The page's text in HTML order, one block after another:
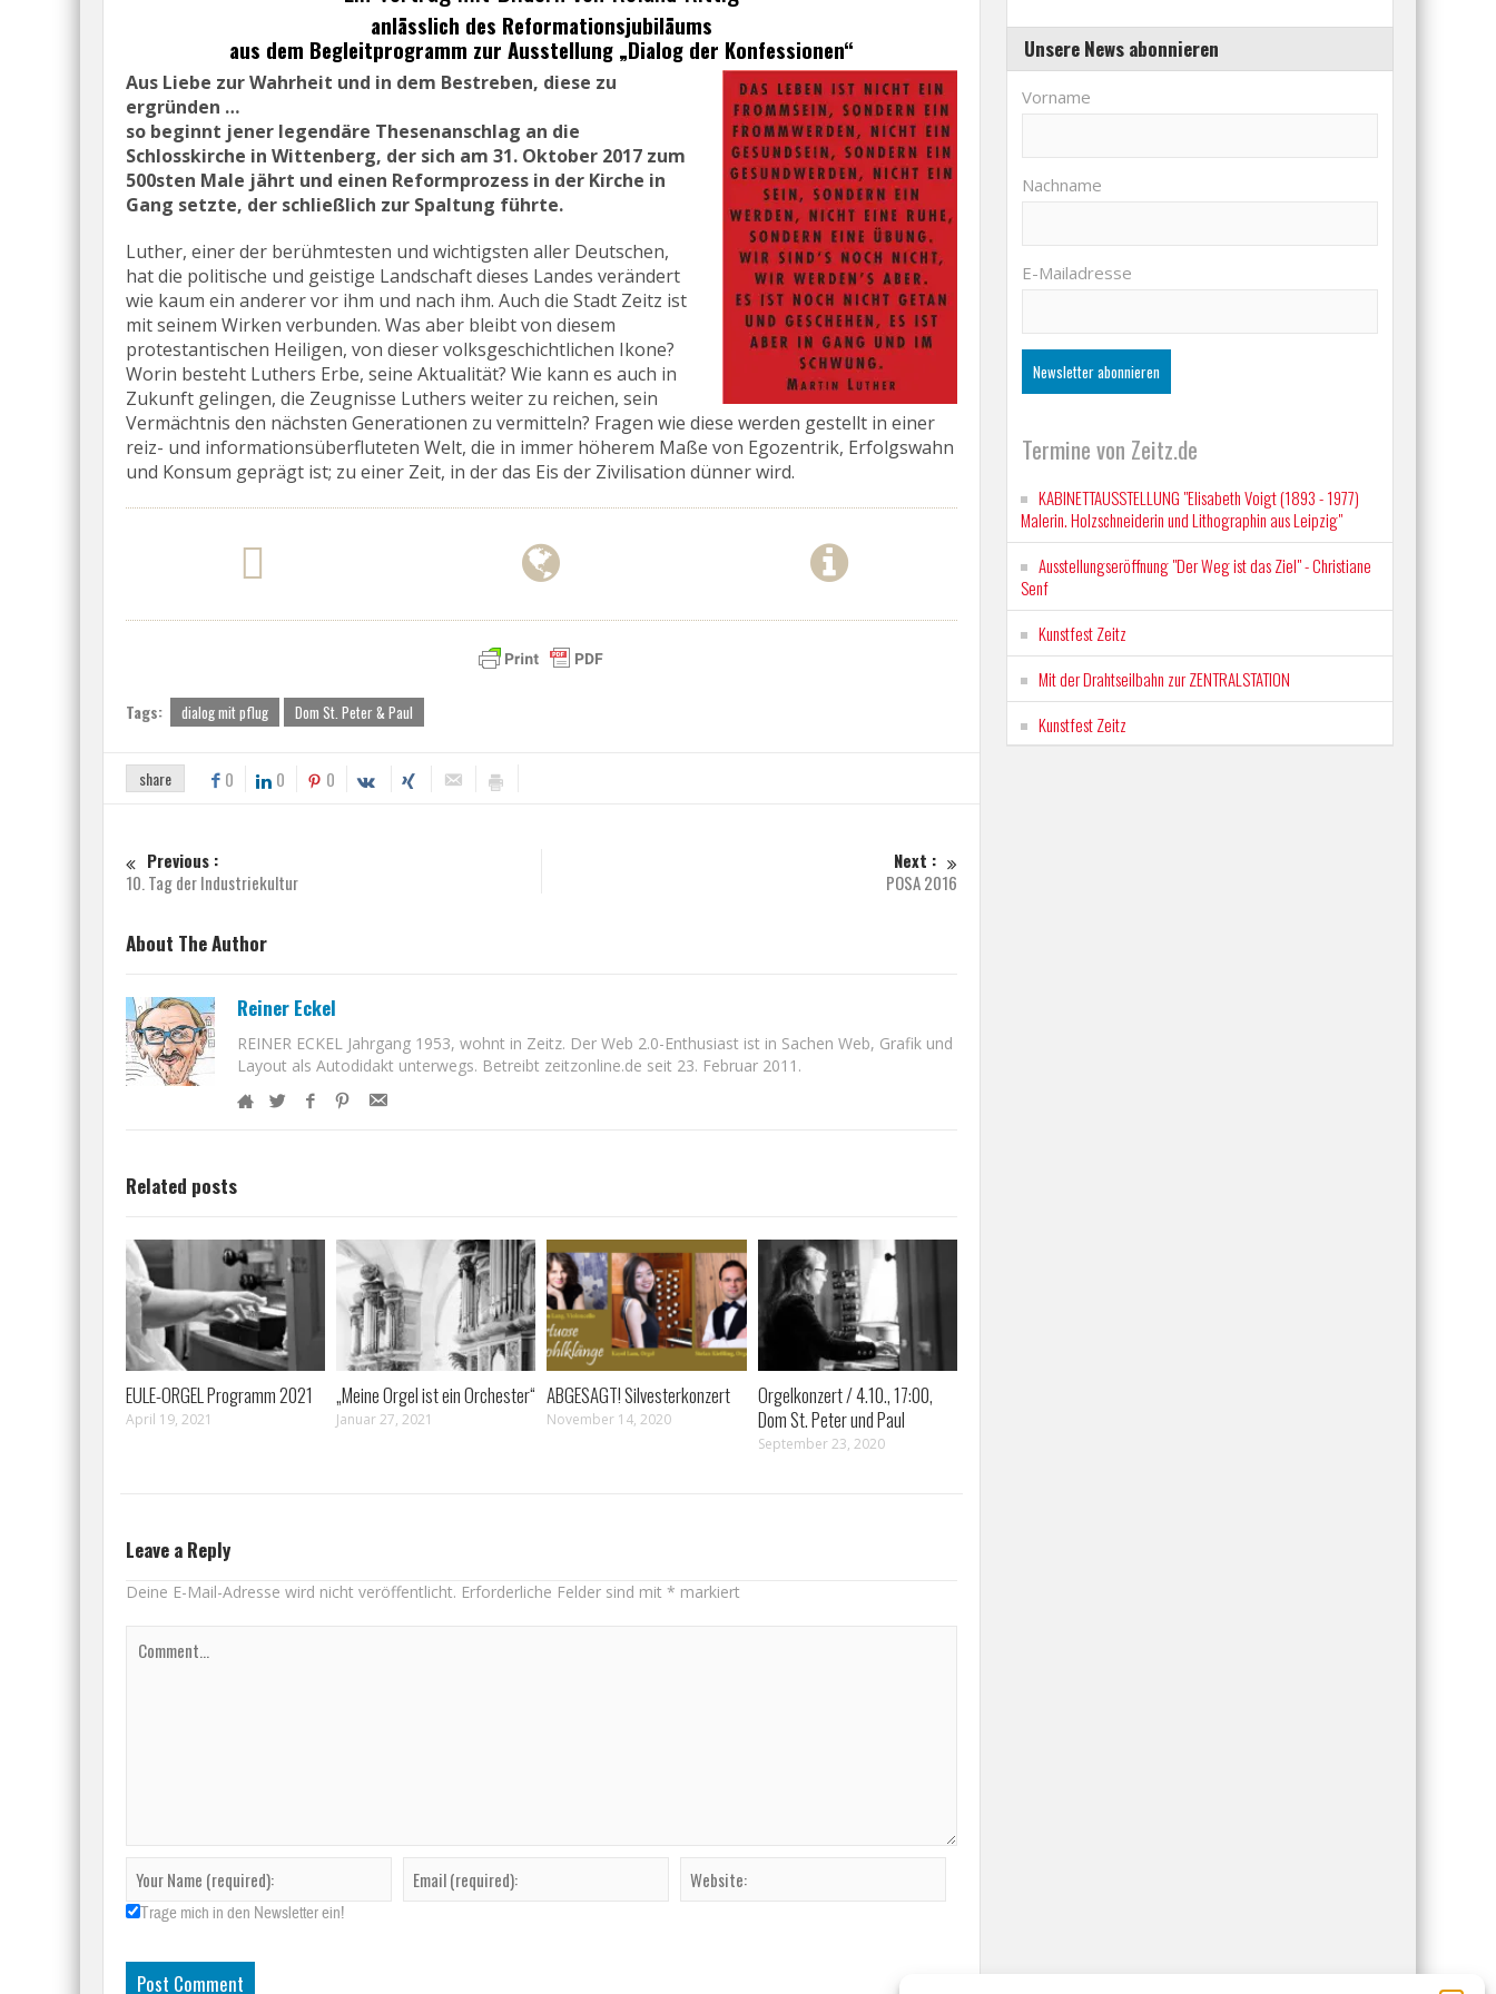
anlässlich des Reformationsjubiläums
aus dem Begleitprogramm zur Ausstellung „Dialog der Konfessionen“
Aus Liebe zur Wahrheit und in dem Bestreben, diese zu
ergründen …
so beginnt jener legendäre Thesenanschlag an die
Schlosskirche in Wittenberg, der sich am 31. Oktober 2017 zum
500sten Male jährt und einen Reformprozess in der Kirche in
Gang setzte, der schließlich zur Spaltung führte.
Luther, einer der berühmtesten und wichtigsten aller Deutschen,
hat die politische und geistige Landschaft dieses Landes verändert
wie kaum ein anderer vor ihm und nach ihm. Auch die Stadt Zeitz ist
mit seinem Wirken verbunden. Was aber bleibt von diesem
protestantischen Heiligen, von dieser volksgeschichtlichen Ikone?
Worin besteht Luthers Erbe, seine Aktualität? Wie kann es auch in
Zukunft gelingen, die Zeugnisse Luthers weiter zu reichen, sein
Vermächtnis den nächsten Generationen zu vermitteln? Fragen wie diese werden gestellt in einer
reiz- und informationsüberfluteten Welt, die in immer höherem Maße von Egozentrik, Erfolgswahn
und Konsum geprägt ist; zu einer Zeit, in der das Eis der Zivilisation dünner wird.
Tags: dialog mit pflug Dom St. Peter & Paul
share 0 0 0
Previous :
10. Tag der Industriekultur
Next :
POSA 2016
About The Author
Reiner Eckel
REINER ECKEL Jahrgang 1953, wohnt in Zeitz. Der Web 2.0-Enthusiast ist in Sachen Web, Grafik und
Layout als Autodidakt unterwegs. Betreibt zeitzonline.de seit 23. Februar 2011.
Related posts
EULE-ORGEL Programm 2021
April 19, 2021
„Meine Orgel ist ein Orchester“
Januar 27, 2021
ABGESAGT! Silvesterkonzert
November 14, 2020
Orgelkonzert / 4.10., 17:00,
Dom St. Peter und Paul
September 23, 2020
Leave a Reply
Deine E-Mail-Adresse wird nicht veröffentlicht. Erforderliche Felder sind mit * markiert
Trage mich in den Newsletter ein!
Unsere News abonnieren
Vorname
Nachname
E-Mailadresse
Termine von Zeitz.de
KABINETTAUSSTELLUNG "Elisabeth Voigt (1893 - 1977)
Malerin. Holzschneiderin und Lithographin aus Leipzig"
Ausstellungseröffnung "Der Weg ist das Ziel" - Christiane
Senf
Kunstfest Zeitz
Mit der Drahtseilbahn zur ZENTRALSTATION
Kunstfest Zeitz